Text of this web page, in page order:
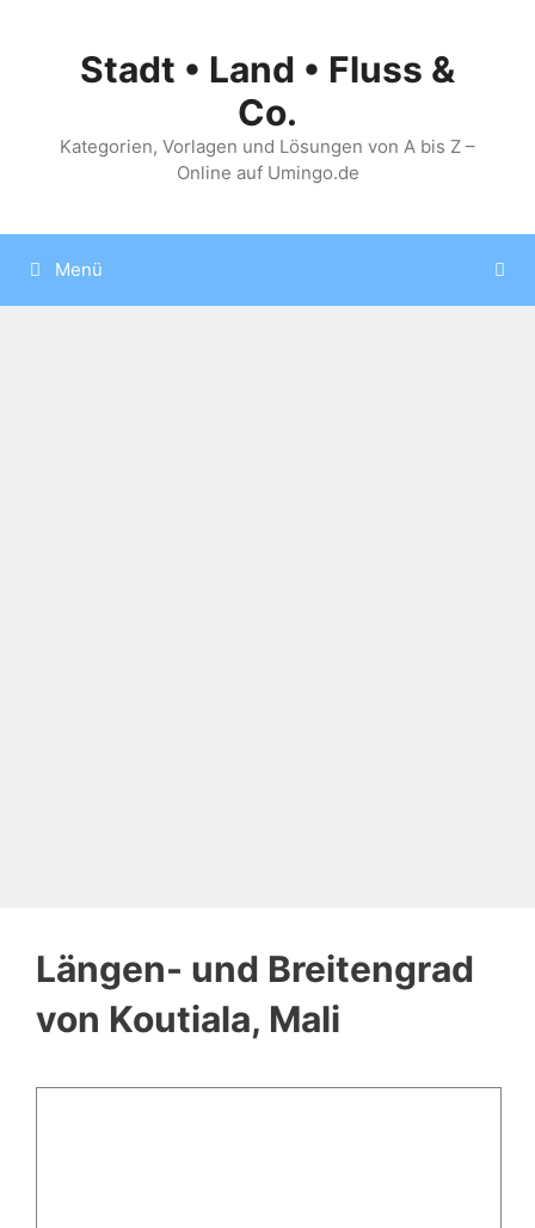
springenStadt • Land • Fluss &
Co.
Kategorien, Vorlagen und Lösungen von A bis Z –
Online auf Umingo.de
Menü
Längen- und Breitengrad
von Koutiala, Mali